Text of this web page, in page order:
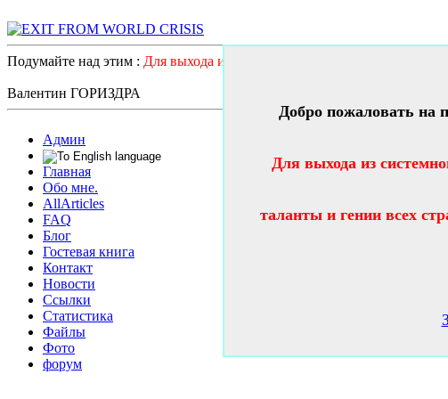
Подумайте над этим : Для выхода из системного катастрофического
Валентин ГОРИЗДРА
Админ
Главная
Обо мне.
AllArticles
FAQ
Блог
Гостевая книга
Контакт
Новости
Ссылки
Статистика
Файлы
Фото
форум
Добро пожаловать на
Для выхода из
таланты и гении всех